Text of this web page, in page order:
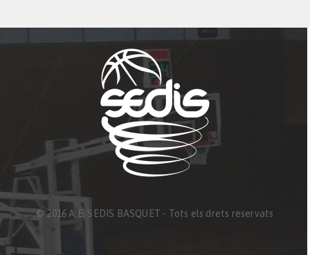
© 2016 A.E. SEDIS BASQUET - Tots els drets reservats